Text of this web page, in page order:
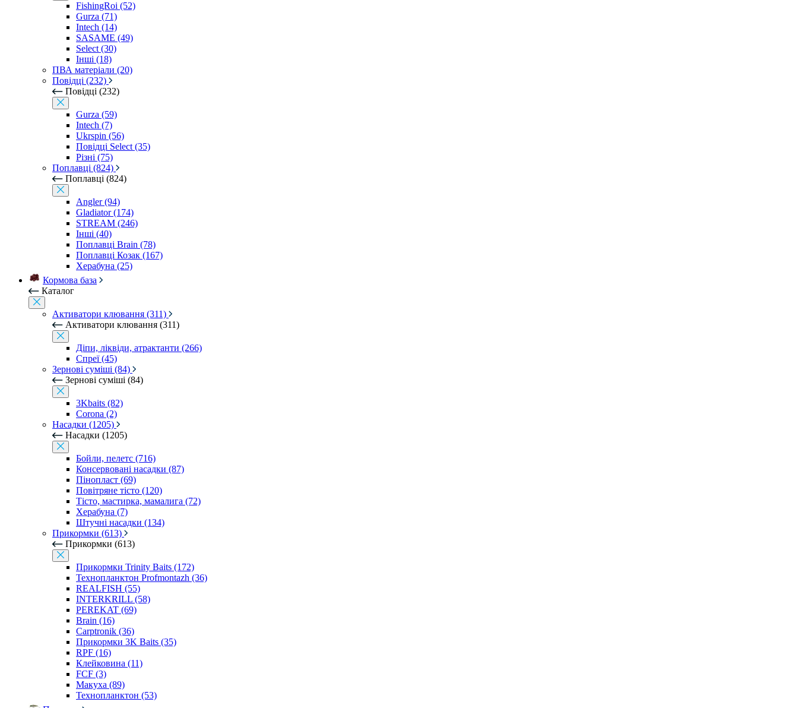
FishingRoi (52)
Gurza (71)
Intech (14)
SASAME (49)
Select (30)
Інші (18)
ПВА матеріали (20)
Повідці (232)
Повідці (232)
Gurza (59)
Intech (7)
Ukrspin (56)
Повідці Select (35)
Різні (75)
Поплавці (824)
Поплавці (824)
Angler (94)
Gladiator (174)
STREAM (246)
Інші (40)
Поплавці Brain (78)
Поплавці Козак (167)
Херабуна (25)
Кормова база
Каталог
Активатори клювання (311)
Активатори клювання (311)
Діпи, ліквіди, атрактанти (266)
Спреї (45)
Зернові суміші (84)
Зернові суміші (84)
3Kbaits (82)
Corona (2)
Насадки (1205)
Насадки (1205)
Бойли, пелетс (716)
Консервовані насадки (87)
Пінопласт (69)
Повітряне тісто (120)
Тісто, мастирка, мамалига (72)
Херабуна (7)
Штучні насадки (134)
Прикормки (613)
Прикормки (613)
Прикормки Trinity Baits (172)
Технопланктон Profmontazh (36)
REALFISH (55)
INTERKRILL (58)
PEREKAT (69)
Brain (16)
Carptronik (36)
Прикормки 3K Baits (35)
RPF (16)
Клейковина (11)
FCF (3)
Макуха (89)
Технопланктон (53)